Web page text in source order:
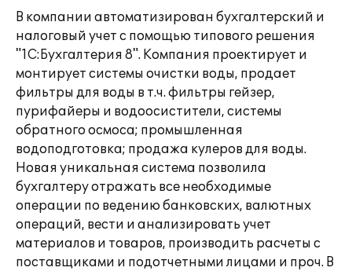
В компании автоматизирован бухгалтерский и
налоговый учет с помощью типового решения
"1С:Бухгалтерия 8". Компания проектирует и
монтирует системы очистки воды, продает
фильтры для воды в т.ч. фильтры гейзер,
пурифайеры и водоосистители, системы
обратного осмоса; промышленная
водоподготовка; продажа кулеров для воды.
Новая уникальная система позволила
бухгалтеру отражать все необходимые
операции по ведению банковских, валютных
операций, вести и анализировать учет
материалов и товаров, производить расчеты с
поставщиками и подотчетными лицами и проч. В